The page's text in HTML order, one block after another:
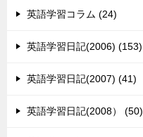
英語学習コラム (24)
英語学習日記(2006) (153)
英語学習日記(2007) (41)
英語学習日記(2008） (50)